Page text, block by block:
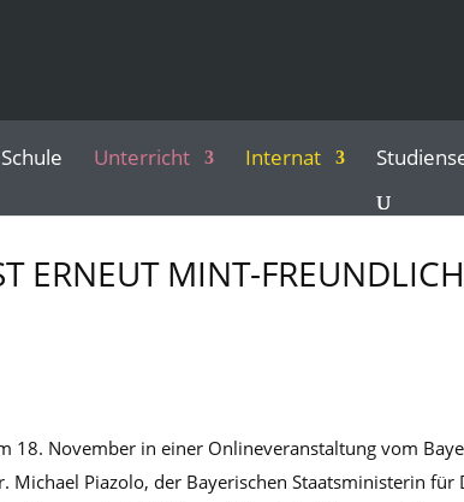
Schule Unterricht Internat
ERNEUT MINT-
18. November in einer Onlineveranstaltung vom
Piazolo, der Bayerischen Staatsministerin für